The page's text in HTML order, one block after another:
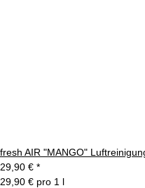
fresh AIR "MANGO"
29,90 € *
29,90 € pro 1 l